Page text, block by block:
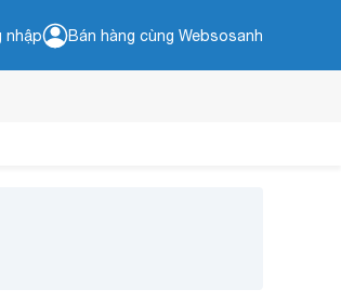
nhập Bán hàng cùng Websosanh